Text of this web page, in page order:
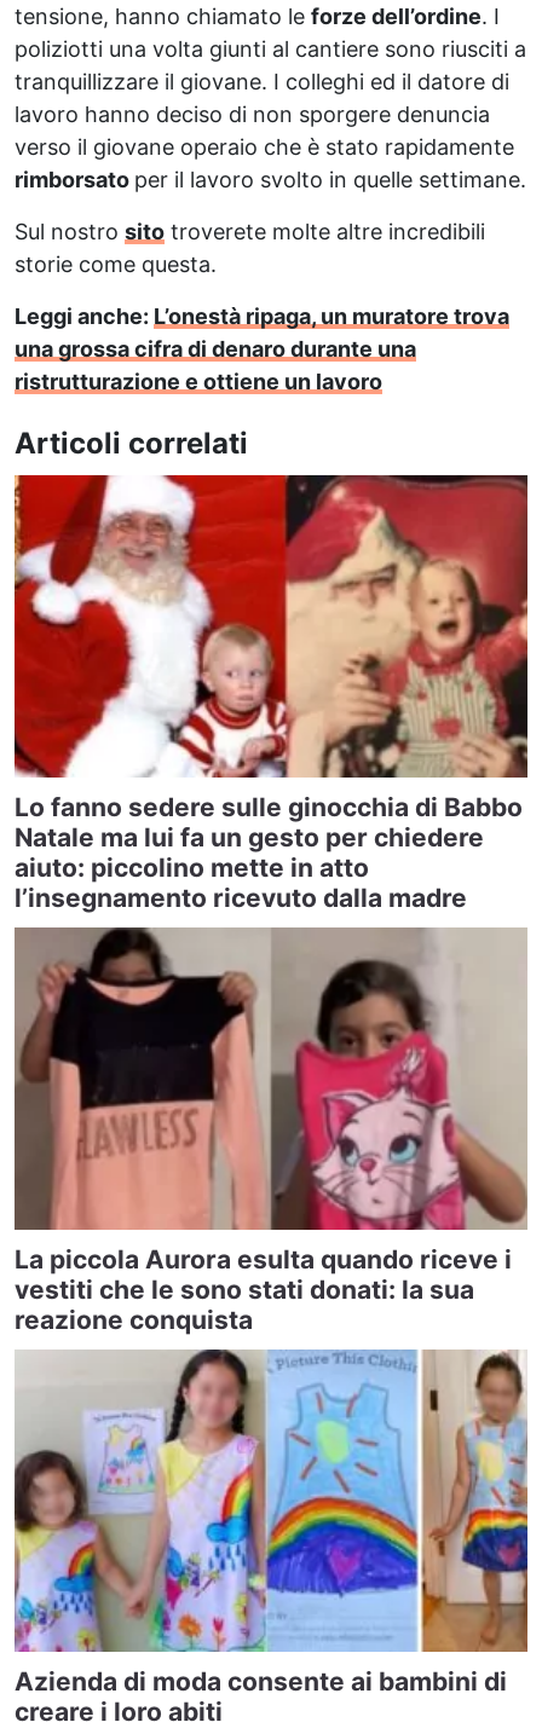
tensione, hanno chiamato le forze dell’ordine. I
poliziotti una volta giunti al cantiere sono riusciti a
tranquillizzare il giovane. I colleghi ed il datore di
lavoro hanno deciso di non sporgere denuncia
verso il giovane operaio che è stato rapidamente
rimborsato per il lavoro svolto in quelle settimane.
Sul nostro sito troverete molte altre incredibili
storie come questa.
Leggi anche: L’onestà ripaga, un muratore trova
una grossa cifra di denaro durante una
ristrutturazione e ottiene un lavoro
Articoli correlati
Lo fanno sedere sulle ginocchia di Babbo
Natale ma lui fa un gesto per chiedere
aiuto: piccolino mette in atto
l’insegnamento ricevuto dalla madre
La piccola Aurora esulta quando riceve i
vestiti che le sono stati donati: la sua
reazione conquista
Azienda di moda consente ai bambini di
creare i loro abiti